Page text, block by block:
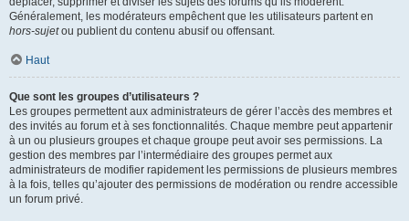
Généralement, les modérateurs empêchent que les utilisateurs partent en
hors-sujetou publient du contenu abusif ou offensant.
Haut
Que sont les groupes d’utilisateurs ?
Les groupes permettent aux administrateurs de gérer l’accès des membres et
des invités au forum et à ses fonctionnalités. Chaque membre peut appartenir
à un ou plusieurs groupes et chaque groupe peut avoir ses permissions. La
gestion des membres par l’intermédiaire des groupes permet aux
administrateurs de modifier rapidement les permissions de plusieurs membres
à la fois, telles qu’ajouter des permissions de modération ou rendre accessible
un forum privé.